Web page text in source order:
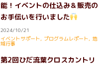
能！イベントの仕込み＆販売の
お手伝いを行いました
2024/10/21
イベントサポート, プログラムレポート, 地
域行事
第2回ひだ流葉クロスカントリ